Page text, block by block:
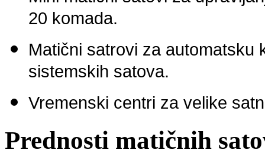
20 komada.
Matični satrovi za automatsku
sistemskih satova.
Vremenski centri za velike
Prednosti matičnih